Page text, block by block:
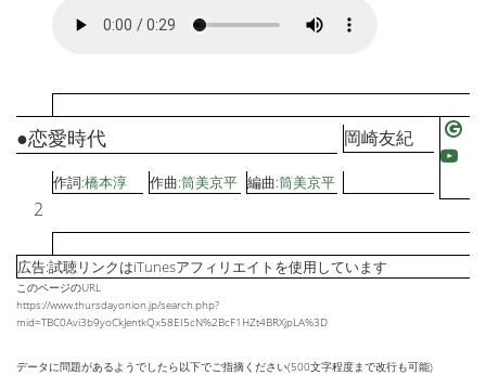
2
●恋愛時代 岡崎友紀
作詞:橋本淳 作曲:筒美京平 編曲:筒美京平
広告:試聴リンクはiTunesアフィリエイトを使用しています
このページのURL
https://www.thursdayonion.jp/search.php?
mid=TBC0Avi3b9yoCkJentkQx58EI5cN%2BcF1HZt4BRXjpLA%3D
データに問題があるようでしたら以下でご指摘ください(500文字程度まで改行も可能)